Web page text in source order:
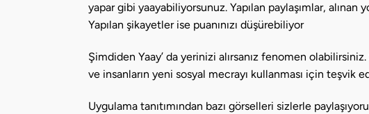
yapar gibi yaayabiliyorsunuz. Yapılan paylaşımlar,
Yapılan şikayetler ise puanınızı düşürebiliyor
Şimdiden Yaay’ da yerinizi alırsanız fenomen
ve insanların yeni sosyal mecrayı kullanması için teşvik
Uygulama tanıtımından bazı görselleri sizlerle